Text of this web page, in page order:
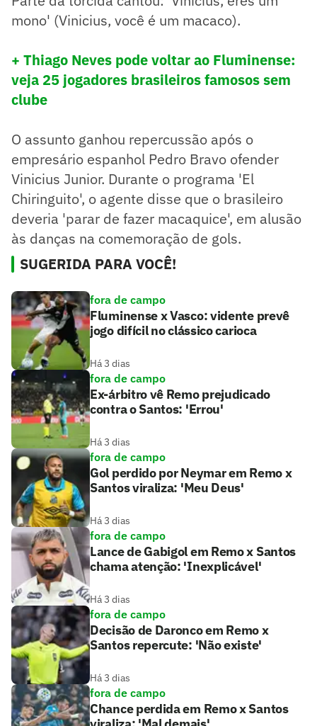
mono' (Vinicius, você é um macaco).
+ Thiago Neves pode voltar ao Fluminense:
veja 25 jogadores brasileiros famosos sem
clube
O assunto ganhou repercussão após o
empresário espanhol Pedro Bravo ofender
Vinicius Junior. Durante o programa 'El
Chiringuito', o agente disse que o brasileiro
deveria 'parar de fazer macaquice', em alusão
às danças na comemoração de gols.
SUGERIDA PARA VOCÊ!
fora de campo
Fluminense x Vasco: vidente prevê
jogo difícil no clássico carioca
Há 3 dias
fora de campo
Ex-árbitro vê Remo prejudicado
contra o Santos: 'Errou'
Há 3 dias
fora de campo
Gol perdido por Neymar em Remo x
Santos viraliza: 'Meu Deus'
Há 3 dias
fora de campo
Lance de Gabigol em Remo x Santos
chama atenção: 'Inexplicável'
Há 3 dias
fora de campo
Decisão de Daronco em Remo x
Santos repercute: 'Não existe'
Há 3 dias
fora de campo
Chance perdida em Remo x Santos